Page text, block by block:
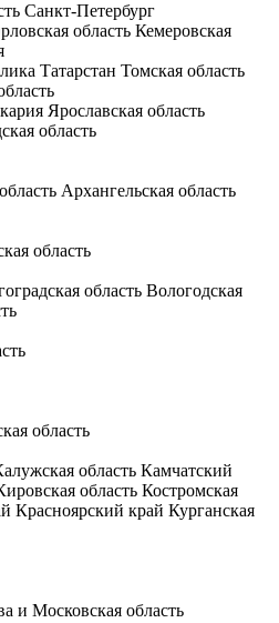
Санкт-Петербург
область Кемеровская
Татарстан Томская область
Ярославская область
область
Архангельская область
область
область Вологодская
область
область Камчатский
область Костромская
Красноярский край Курганская
и Московская область